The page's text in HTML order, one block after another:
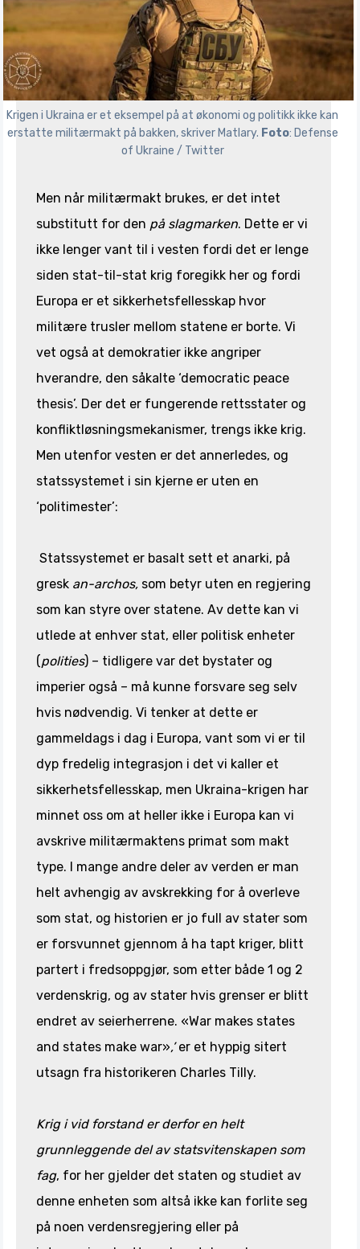
Krigen i Ukraina er et eksempel på at økonomi og politikk ikke kan
erstatte militærmakt på bakken, skriver Matlary. Foto: Defense
of Ukraine / Twitter
Men når militærmakt brukes, er det intet
substitutt for den på slagmarken. Dette er vi
ikke lenger vant til i vesten fordi det er lenge
siden stat-til-stat krig foregikk her og fordi
Europa er et sikkerhetsfellesskap hvor
militære trusler mellom statene er borte. Vi
vet også at demokratier ikke angriper
hverandre, den såkalte ‘democratic peace
thesis’. Der det er fungerende rettsstater og
konfliktløsningsmekanismer, trengs ikke krig.
Men utenfor vesten er det annerledes, og
statssystemet i sin kjerne er uten en
‘politimester’:
Statssystemet er basalt sett et anarki, på
gresk an-archos, som betyr uten en regjering
som kan styre over statene. Av dette kan vi
utlede at enhver stat, eller politisk enheter
(polities) – tidligere var det bystater og
imperier også – må kunne forsvare seg selv
hvis nødvendig. Vi tenker at dette er
gammeldags i dag i Europa, vant som vi er til
dyp fredelig integrasjon i det vi kaller et
sikkerhetsfellesskap, men Ukraina-krigen har
minnet oss om at heller ikke i Europa kan vi
avskrive militærmaktens primat som makt
type. I mange andre deler av verden er man
helt avhengig av avskrekking for å overleve
som stat, og historien er jo full av stater som
er forsvunnet gjennom å ha tapt kriger, blitt
partert i fredsoppgjør, som etter både 1 og 2
verdenskrig, og av stater hvis grenser er blitt
endret av seierherrene. «War makes states
and states make war»,’er et hyppig sitert
utsagn fra historikeren Charles Tilly.
Krig i vid forstand er derfor en helt
grunnleggende del av statsvitenskapen som
fag, for her gjelder det staten og studiet av
denne enheten som altså ikke kan forlite seg
på noen verdensregjering eller på